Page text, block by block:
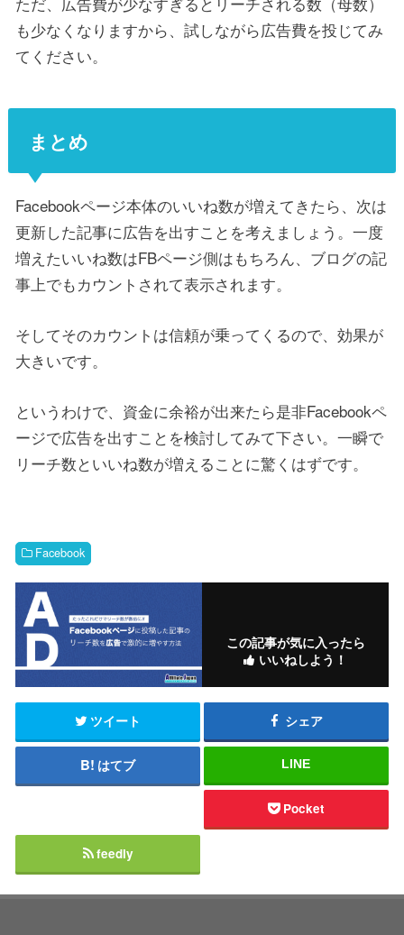
も少なくなりますから、試しながら広告費を投じてみ
てください。
まとめ
Facebookページ本体のいいね数が増えてきたら、次は
更新した記事に広告を出すことを考えましょう。一度
増えたいいね数はFBページ側はもちろん、ブログの記
事上でもカウントされて表示されます。
そしてそのカウントは信頼が乗ってくるので、効果が
大きいです。
というわけで、資金に余裕が出来たら是非Facebookペ
ージで広告を出すことを検討してみて下さい。一瞬で
リーチ数といいね数が増えることに驚くはずです。
Facebook
この記事が気に入ったら
いいねしよう！
ツイート シェア
はてブ LINE
Pocket
feedly